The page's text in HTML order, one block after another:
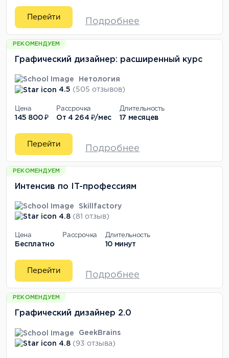
Перейти
Подробнее
РЕКОМЕНДУЕМ
Графический дизайнер: расширенный курс
Нетология
4.5 (505 отзывов)
Цена
145 800 ₽
Рассрочка
От 4 264 ₽/мес
Длительность
17 месяцев
Перейти
Подробнее
РЕКОМЕНДУЕМ
Интенсив по IT-профессиям
Skillfactory
4.8 (81 отзыв)
Цена
Бесплатно
Рассрочка Длительность
10 минут
Перейти
Подробнее
РЕКОМЕНДУЕМ
Графический дизайнер 2.0
GeekBrains
4.8 (93 отзыва)